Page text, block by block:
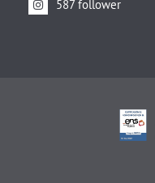
587 follower